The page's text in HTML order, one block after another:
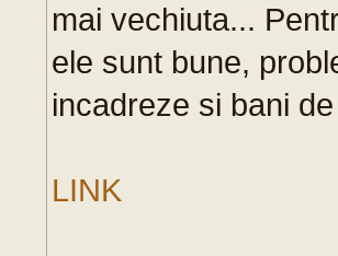
mai vechiuta...
ele sunt bune,
incadreze si bani
LINK